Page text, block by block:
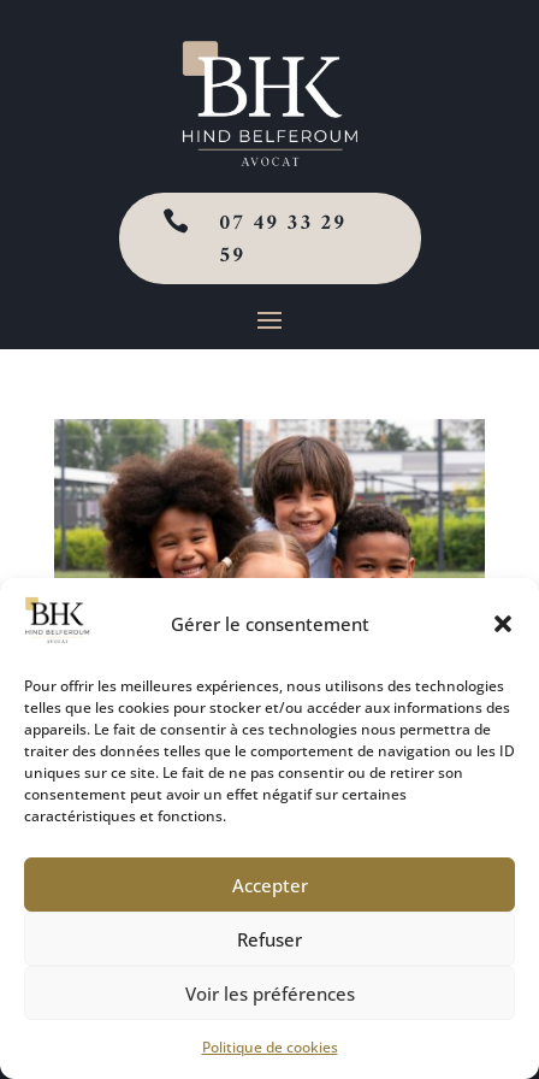
Gérer le consentement
Pour offrir les meilleures expériences, nous utilisons des technologies
telles que les cookies pour stocker et/ou accéder aux informations des
appareils. Le fait de consentir à ces technologies nous permettra de
traiter des données telles que le comportement de navigation ou les ID
uniques sur ce site. Le fait de ne pas consentir ou de retirer son
consentement peut avoir un effet négatif sur certaines
caractéristiques et fonctions.
Accepter
Refuser
Voir les préférences
Politique de cookies

07 49 33 29
59
L’intérêt supérieur de l’enfant : un principe
fondamental du droit familial
28 Sep 2024|Droit de la famille
des mineurs, l’intérêt supérieur de l’enfant est un
principe cardinal, qui guide les décisions de justice
et les pratiques des professionnels du droit. Ce